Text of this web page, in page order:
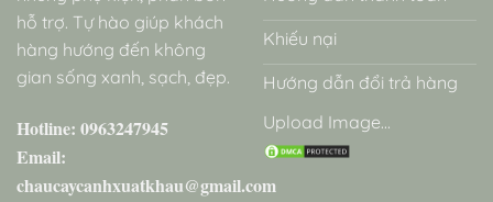
hỗ trợ. Tự hào giúp khách
hàng hướng đến không
gian sống xanh, sạch, đẹp.
Hotline: 0963247945
Email:
chaucaycanhxuatkhau@gmail.com
Khiếu nại
Hướng dẫn đổi trả hàng
Upload Image...